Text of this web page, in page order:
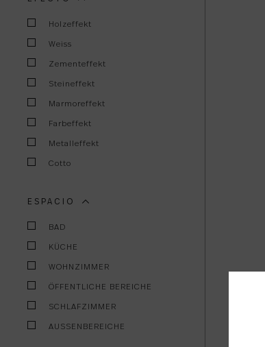
Holzeffekt
Weiss
Zementeffekt
Steineffekt
Marmoreffekt
Farbeffekt
Metalleffekt
Cotto
ESPACIO
BAD
KÜCHE
WOHNZIMMER
ÖFFENTLICHE BEREICHE
SCHLAFZIMMER
AUSSENBEREICHE